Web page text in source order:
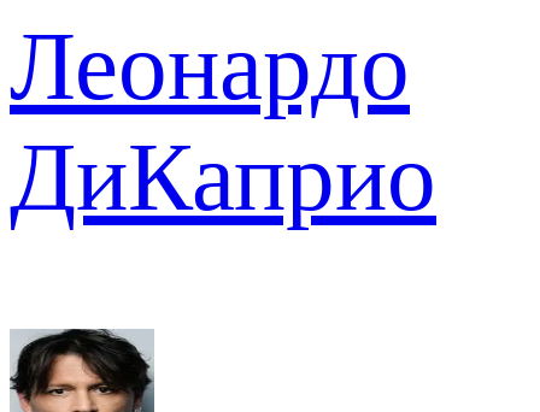
Леонардо
ДиКаприо